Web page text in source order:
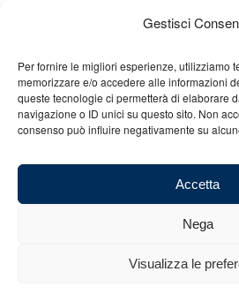
Gestisci
Per fornire le migliori esperienze, utilizziamo
memorizzare e/o accedere alle informazioni
queste tecnologie ci permetterà di elaborare
navigazione o ID unici su questo sito. Non
consenso può influire negativamente su
Accetta
Nega
Visualizza le
Chi siamo Gian Carlo Minardi
Merchandising
Partners
03101011207 - REA: BO 491926 (sede legale) -